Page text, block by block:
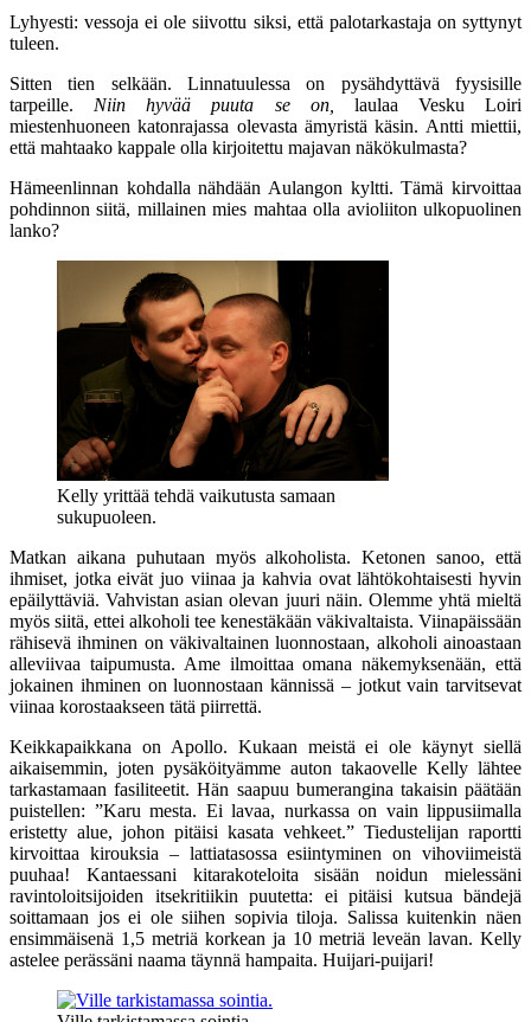
Lyhyesti: vessoja ei ole siivottu siksi, että palotarkastaja on syttynyt
tuleen.
Sitten tien selkään. Linnatuulessa on pysähdyttävä fyysisille
tarpeille. Niin hyvää puuta se on, laulaa
Vesku Loiri
miestenhuoneen katonrajassa olevasta ämyristä käsin. Antti miettii,
että mahtaako kappale olla kirjoitettu majavan näkökulmasta?
Hämeenlinnan kohdalla nähdään Aulangon kyltti. Tämä kirvoittaa
pohdinnon siitä, millainen mies mahtaa olla avioliiton ulkopuolinen
lanko?
Kelly yrittää tehdä vaikutusta samaan
sukupuoleen.
Matkan aikana puhutaan myös alkoholista. Ketonen sanoo, että
ihmiset, jotka eivät juo viinaa ja kahvia ovat lähtökohtaisesti hyvin
epäilyttäviä. Vahvistan asian olevan juuri näin. Olemme yhtä mieltä
myös siitä, ettei alkoholi tee kenestäkään väkivaltaista. Viinapäissään
rähisevä ihminen on väkivaltainen luonnostaan, alkoholi ainoastaan
alleviivaa taipumusta. Ame ilmoittaa omana näkemyksenään, että
jokainen ihminen on luonnostaan kännissä – jotkut vain tarvitsevat
viinaa korostaakseen tätä piirrettä.
Keikkapaikkana on Apollo. Kukaan meistä ei ole käynyt siellä
aikaisemmin, joten pysäköityämme auton takaovelle Kelly lähtee
tarkastamaan fasiliteetit. Hän saapuu bumerangina takaisin päätään
puistellen: ”Karu mesta. Ei lavaa, nurkassa on vain lippusiimalla
eristetty alue, johon pitäisi kasata vehkeet.” Tiedustelijan raportti
kirvoittaa kirouksia – lattiatasossa esiintyminen on vihoviimeistä
puuhaa! Kantaessani kitarakoteloita sisään noidun mielessäni
ravintoloitsijoiden itsekritiikin puutetta: ei pitäisi kutsua bändejä
soittamaan jos ei ole siihen sopivia tiloja. Salissa kuitenkin näen
ensimmäisenä 1,5 metriä korkean ja 10 metriä leveän lavan. Kelly
astelee perässäni naama täynnä hampaita. Huijari-puijari!